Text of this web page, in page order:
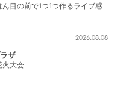
じゃ）
目の前で1つ1つ作るライブ感
2026.08.08
ザ
火大会